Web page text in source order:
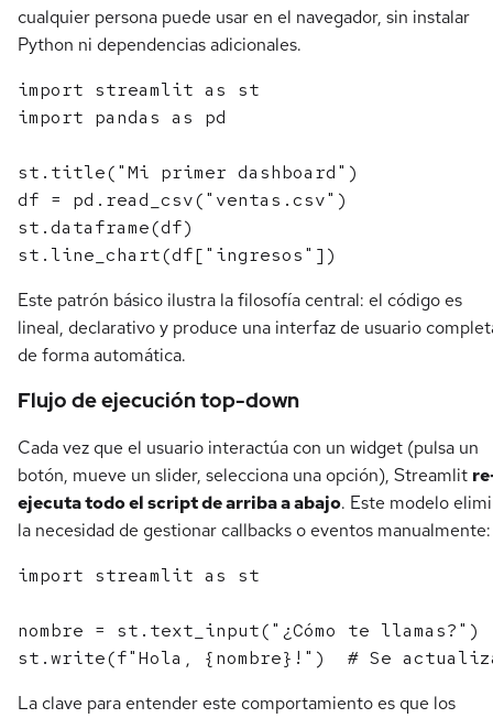
cualquier persona puede usar en el navegador, sin instalar
Python ni dependencias adicionales.
import streamlit as st
import pandas as pd
st.title("Mi primer dashboard")
df = pd.read_csv("ventas.csv")
st.dataframe(df)
Este patrón básico ilustra la filosofía central: el código es
lineal, declarativo y produce una interfaz de usuario
de forma automática.
Flujo de ejecución top-down
Cada vez que el usuario interactúa con un widget (pulsa un
botón, mueve un slider, selecciona una opción), Streamlit
ejecuta todo el script de arriba a abajo. Este modelo
la necesidad de gestionar callbacks o eventos manualmente:
import streamlit as st
nombre = st.text_input("¿Cómo te llamas?")
La clave para entender este comportamiento es que los